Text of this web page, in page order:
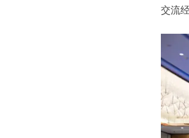
交流